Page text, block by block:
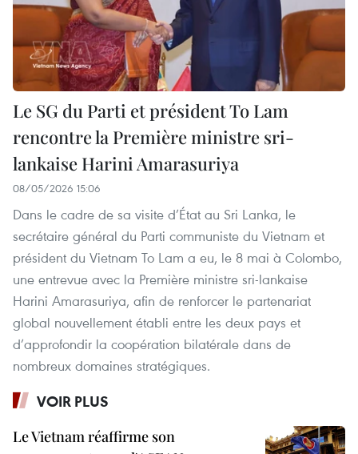
Le SG du Parti et président To Lam
rencontre la Première ministre sri-
lankaise Harini Amarasuriya
08/05/2026 15:06
Dans le cadre de sa visite d’État au Sri Lanka, le
secrétaire général du Parti communiste du Vietnam et
président du Vietnam To Lam a eu, le 8 mai à Colombo,
une entrevue avec la Première ministre sri-lankaise
Harini Amarasuriya, afin de renforcer le partenariat
global nouvellement établi entre les deux pays et
d’approfondir la coopération bilatérale dans de
nombreux domaines stratégiques.
VOIR PLUS
Le Vietnam réaffirme son